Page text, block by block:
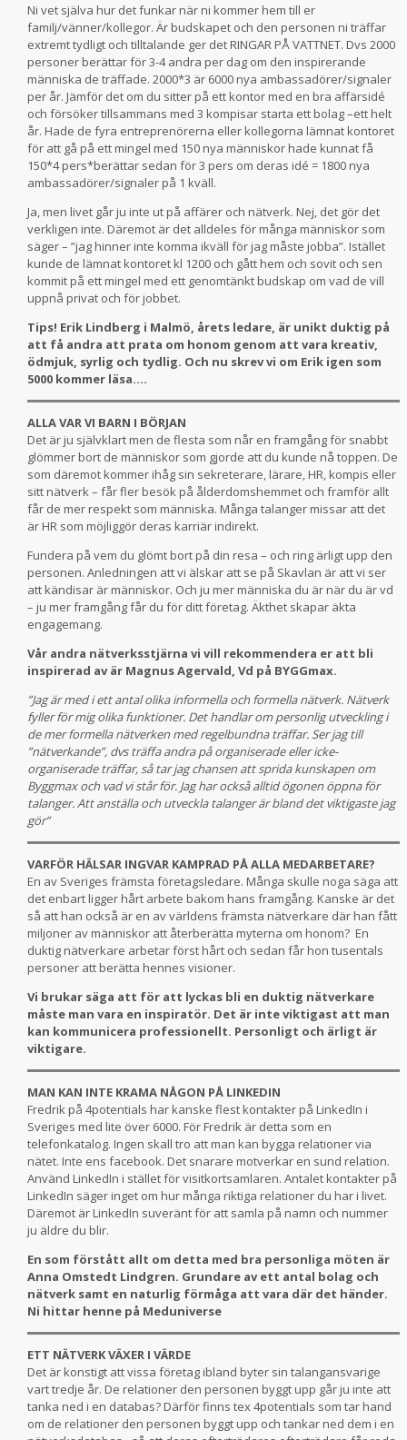
Ni vet själva hur det funkar när ni kommer hem till er
familj/vänner/kollegor. Är budskapet och den personen ni träffar
extremt tydligt och tilltalande ger det RINGAR PÅ VATTNET. Dvs 2000
personer berättar för 3-4 andra per dag om den inspirerande
människa de träffade. 2000*3 är 6000 nya ambassadörer/signaler
per år. Jämför det om du sitter på ett kontor med en bra affärsidé
och försöker tillsammans med 3 kompisar starta ett bolag –ett helt
år. Hade de fyra entreprenörerna eller kollegorna lämnat kontoret
för att gå på ett mingel med 150 nya människor hade kunnat få
150*4 pers*berättar sedan för 3 pers om deras idé = 1800 nya
ambassadörer/signaler på 1 kväll.
Ja, men livet går ju inte ut på affärer och nätverk. Nej, det gör det
verkligen inte. Däremot är det alldeles för många människor som
säger – ”jag hinner inte komma ikväll för jag måste jobba”. Istället
kunde de lämnat kontoret kl 1200 och gått hem och sovit och sen
kommit på ett mingel med ett genomtänkt budskap om vad de vill
uppnå privat och för jobbet.
Tips! Erik Lindberg i Malmö, årets ledare, är unikt duktig på
att få andra att prata om honom genom att vara kreativ,
ödmjuk, syrlig och tydlig. Och nu skrev vi om Erik igen som
5000 kommer läsa….
ALLA VAR VI BARN I BÖRJAN
Det är ju självklart men de flesta som når en framgång för snabbt
glömmer bort de människor som gjorde att du kunde nå toppen. De
som däremot kommer ihåg sin sekreterare, lärare, HR, kompis eller
sitt nätverk – får fler besök på ålderdomshemmet och framför allt
får de mer respekt som människa. Många talanger missar att det
är HR som möjliggör deras karriär indirekt.
Fundera på vem du glömt bort på din resa – och ring ärligt upp den
personen. Anledningen att vi älskar att se på Skavlan är att vi ser
att kändisar är människor. Och ju mer människa du är när du är vd
– ju mer framgång får du för ditt företag. Äkthet skapar äkta
engagemang.
Vår andra nätverksstjärna vi vill rekommendera er att bli
inspirerad av är Magnus Agervald, Vd på BYGGmax.
”Jag är med i ett antal olika informella och formella nätverk. Nätverk
fyller för mig olika funktioner. Det handlar om personlig utveckling i
de mer formella nätverken med regelbundna träffar. Ser jag till
”nätverkande”, dvs träffa andra på organiserade eller icke-
organiserade träffar, så tar jag chansen att sprida kunskapen om
Byggmax och vad vi står för. Jag har också alltid ögonen öppna för
talanger. Att anställa och utveckla talanger är bland det viktigaste jag
gör”
VARFÖR HÄLSAR INGVAR KAMPRAD PÅ ALLA MEDARBETARE?
En av Sveriges främsta företagsledare. Många skulle noga säga att
det enbart ligger hårt arbete bakom hans framgång. Kanske är det
så att han också är en av världens främsta nätverkare där han fått
miljoner av människor att återberätta myterna om honom? En
duktig nätverkare arbetar först hårt och sedan får hon tusentals
personer att berätta hennes visioner.
Vi brukar säga att för att lyckas bli en duktig nätverkare
måste man vara en inspiratör. Det är inte viktigast att man
kan kommunicera professionellt. Personligt och ärligt är
viktigare.
MAN KAN INTE KRAMA NÅGON PÅ LINKEDIN
Fredrik på 4potentials har kanske flest kontakter på LinkedIn i
Sveriges med lite över 6000. För Fredrik är detta som en
telefonkatalog. Ingen skall tro att man kan bygga relationer via
nätet. Inte ens facebook. Det snarare motverkar en sund relation.
Använd LinkedIn i stället för visitkortsamlaren. Antalet kontakter på
LinkedIn säger inget om hur många riktiga relationer du har i livet.
Däremot är LinkedIn suveränt för att samla på namn och nummer
ju äldre du blir.
En som förstått allt om detta med bra personliga möten är
Anna Omstedt Lindgren. Grundare av ett antal bolag och
nätverk samt en naturlig förmåga att vara där det händer.
Ni hittar henne på Meduniverse
ETT NÄTVERK VÄXER I VÄRDE
Det är konstigt att vissa företag ibland byter sin talangansvarige
vart tredje år. De relationer den personen byggt upp går ju inte att
tanka ned i en databas? Därför finns tex 4potentials som tar hand
om de relationer den personen byggt upp och tankar ned dem i en